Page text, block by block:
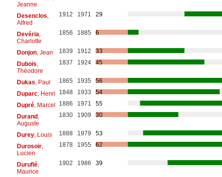
Jeanne
Desenclos
Alfred
1912 1971 29
Devéria
Charlotte
1856 1885 6
Donjon, Jean 1839 1912
33
Dubois
Théodore
1837 1924 45
Dukas , Paul 1865 1935
56
Duparc, Henri 1848 1933
54
Dupré, Marcel 1886 1971
55
Durand,
Auguste
1830 1909 30
Durey, Louis 1888 1979
53
Durosoir,
Lucien
1878 1955 62
Duruflé,
Maurice
1902 1986 39